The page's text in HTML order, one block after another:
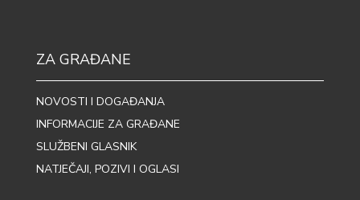
ZA GRAĐANE
NOVOSTI I DOGAĐANJA
INFORMACIJE ZA GRAĐANE
SLUŽBENI GLASNIK
NATJEČAJI, POZIVI I OGLASI